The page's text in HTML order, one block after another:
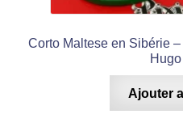
Corto Maltese en Sibérie
Ajouter